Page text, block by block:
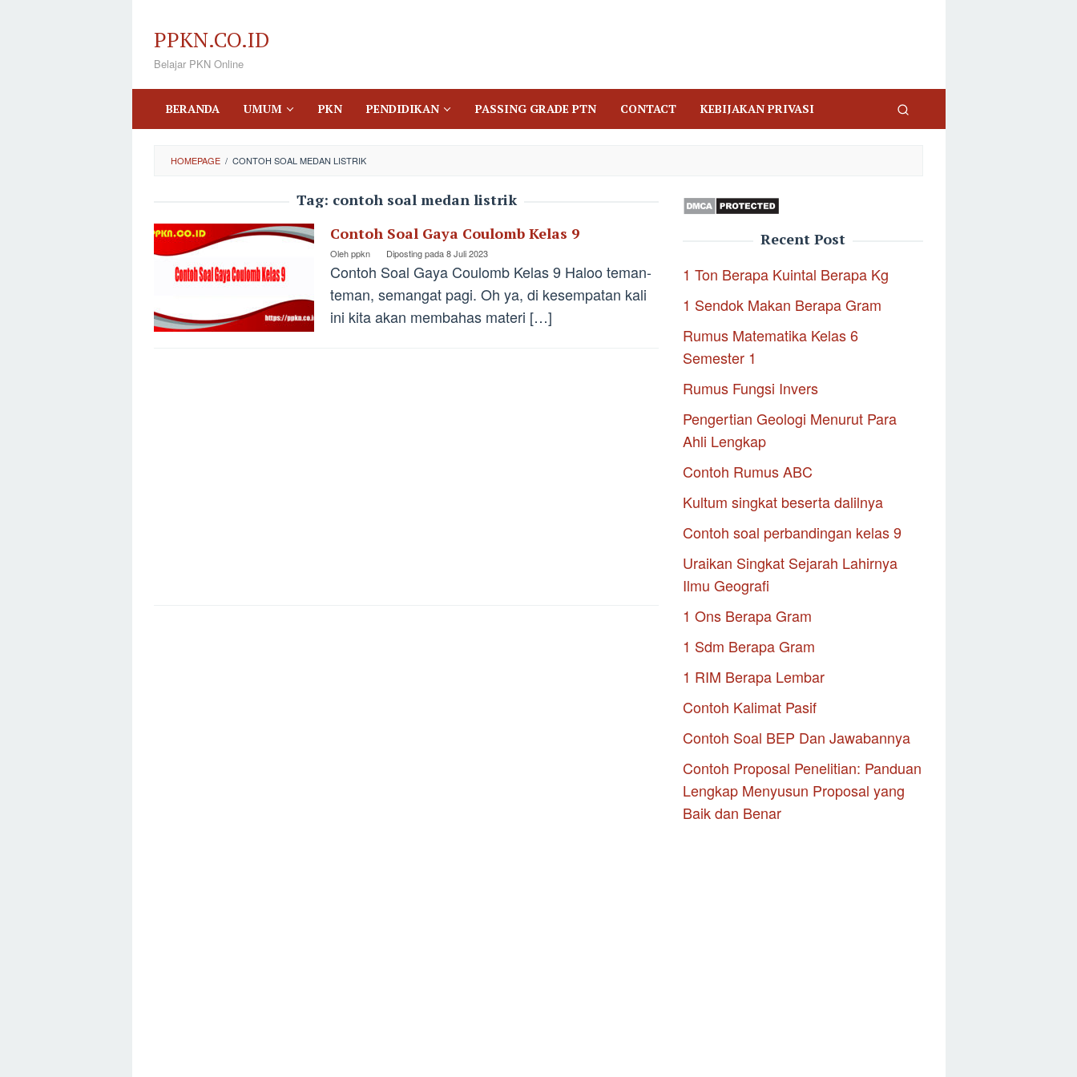
konten
PPKN.CO.ID
Belajar PKN Online
BERANDA UMUM PKN PENDIDIKAN PASSING GRADE PTN CONTACT KEBIJAKAN PRIVASI
HOMEPAGE / CONTOH SOAL MEDAN LISTRIK
Tag: contoh soal medan listrik
Contoh Soal Gaya Coulomb Kelas 9
Olehppkn Diposting pada8 Juli 2023
Contoh Soal Gaya Coulomb Kelas 9 Haloo teman-
teman, semangat pagi. Oh ya, di kesempatan kali
ini kita akan membahas materi […]
Recent Post
1 Ton Berapa Kuintal Berapa Kg
1 Sendok Makan Berapa Gram
Rumus Matematika Kelas 6
Semester 1
Rumus Fungsi Invers
Pengertian Geologi Menurut Para
Ahli Lengkap
Contoh Rumus ABC
Kultum singkat beserta dalilnya
Contoh soal perbandingan kelas 9
Uraikan Singkat Sejarah Lahirnya
Ilmu Geografi
1 Ons Berapa Gram
1 Sdm Berapa Gram
1 RIM Berapa Lembar
Contoh Kalimat Pasif
Contoh Soal BEP Dan Jawabannya
Contoh Proposal Penelitian: Panduan
Lengkap Menyusun Proposal yang
Baik dan Benar